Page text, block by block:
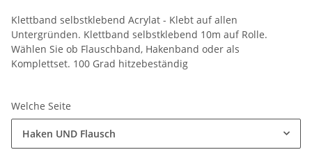
Klettband selbstklebend Acrylat - Klebt auf allen
Untergründen. Klettband selbstklebend 10m auf Rolle.
Wählen Sie ob Flauschband, Hakenband oder als
Komplettset. 100 Grad hitzebeständig
Welche Seite
Haken UND Flausch